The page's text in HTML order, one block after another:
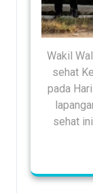
Wakil
sehat
pada
sehat